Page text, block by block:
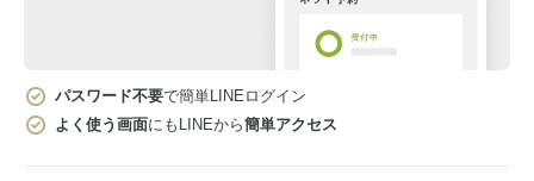
パスワード不要で簡単LINEログイン
よく使う画面にもLINEから簡単アクセス